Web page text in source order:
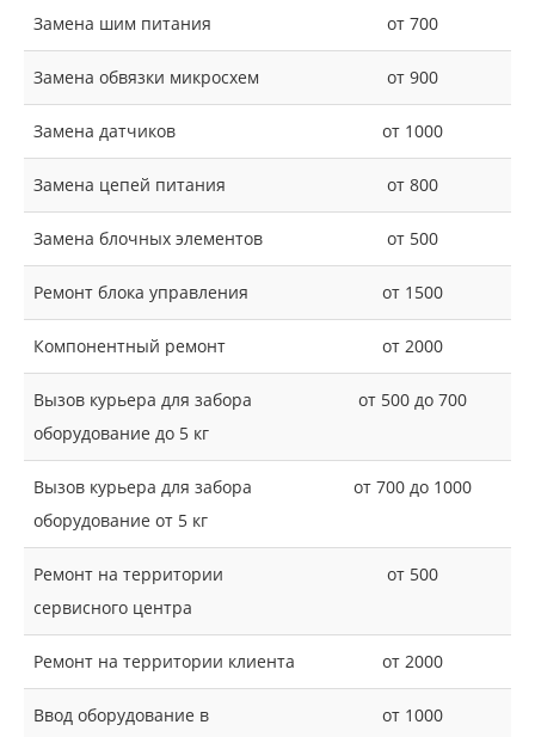
Замена шим питания от 700
Замена обвязки микросхем от 900
Замена датчиков от 1000
Замена цепей питания от 800
Замена блочных элементов от 500
Ремонт блока управления от 1500
Компонентный ремонт от 2000
Вызов курьера для забора
оборудование до 5 кг
от 500 до 700
Вызов курьера для забора
оборудование от 5 кг
от 700 до 1000
Ремонт на территории
сервисного центра
от 500
Ремонт на территории клиента от 2000
Ввод оборудование в от 1000